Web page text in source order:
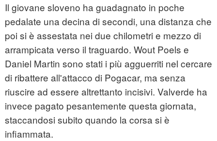
Il giovane sloveno ha guadagnato in poche
pedalate una decina di secondi, una distanza che
poi si è assestata nei due chilometri e mezzo di
arrampicata verso il traguardo. Wout Poels e
Daniel Martin sono stati i più agguerriti nel cercare
di ribattere all'attacco di Pogacar, ma senza
riuscire ad essere altrettanto incisivi. Valverde ha
invece pagato pesantemente questa giornata,
staccandosi subito quando la corsa si è
infiammata.